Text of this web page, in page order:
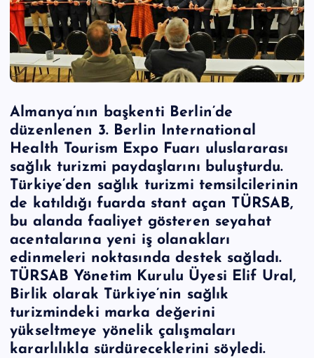
Almanya’nın başkenti Berlin’de
düzenlenen 3. Berlin International
Health Tourism Expo Fuarı uluslararası
sağlık turizmi paydaşlarını buluşturdu.
Türkiye’den sağlık turizmi temsilcilerinin
de katıldığı fuarda stant açan TÜRSAB,
bu alanda faaliyet gösteren seyahat
acentalarına yeni iş olanakları
edinmeleri noktasında destek sağladı.
TÜRSAB Yönetim Kurulu Üyesi Elif Ural,
Birlik olarak Türkiye’nin sağlık
turizmindeki marka değerini
yükseltmeye yönelik çalışmaları
kararlılıkla sürdüreceklerini söyledi.